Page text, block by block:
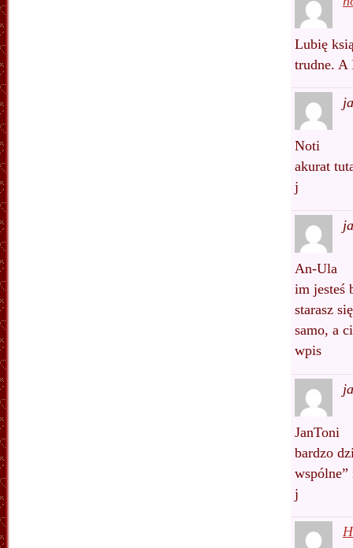
Lubię
trudne. A
Noti
akurat
j
An-Ula
im jesteś
starasz
samo, a
wpis
JanToni
bardzo
j